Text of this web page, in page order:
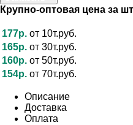
Крупно-оптовая цена за
177р. от 10т.руб.
165р. от 30т.руб.
160р. от 50т.руб.
154р. от 70т.руб.
Описание
Доставка
Оплата